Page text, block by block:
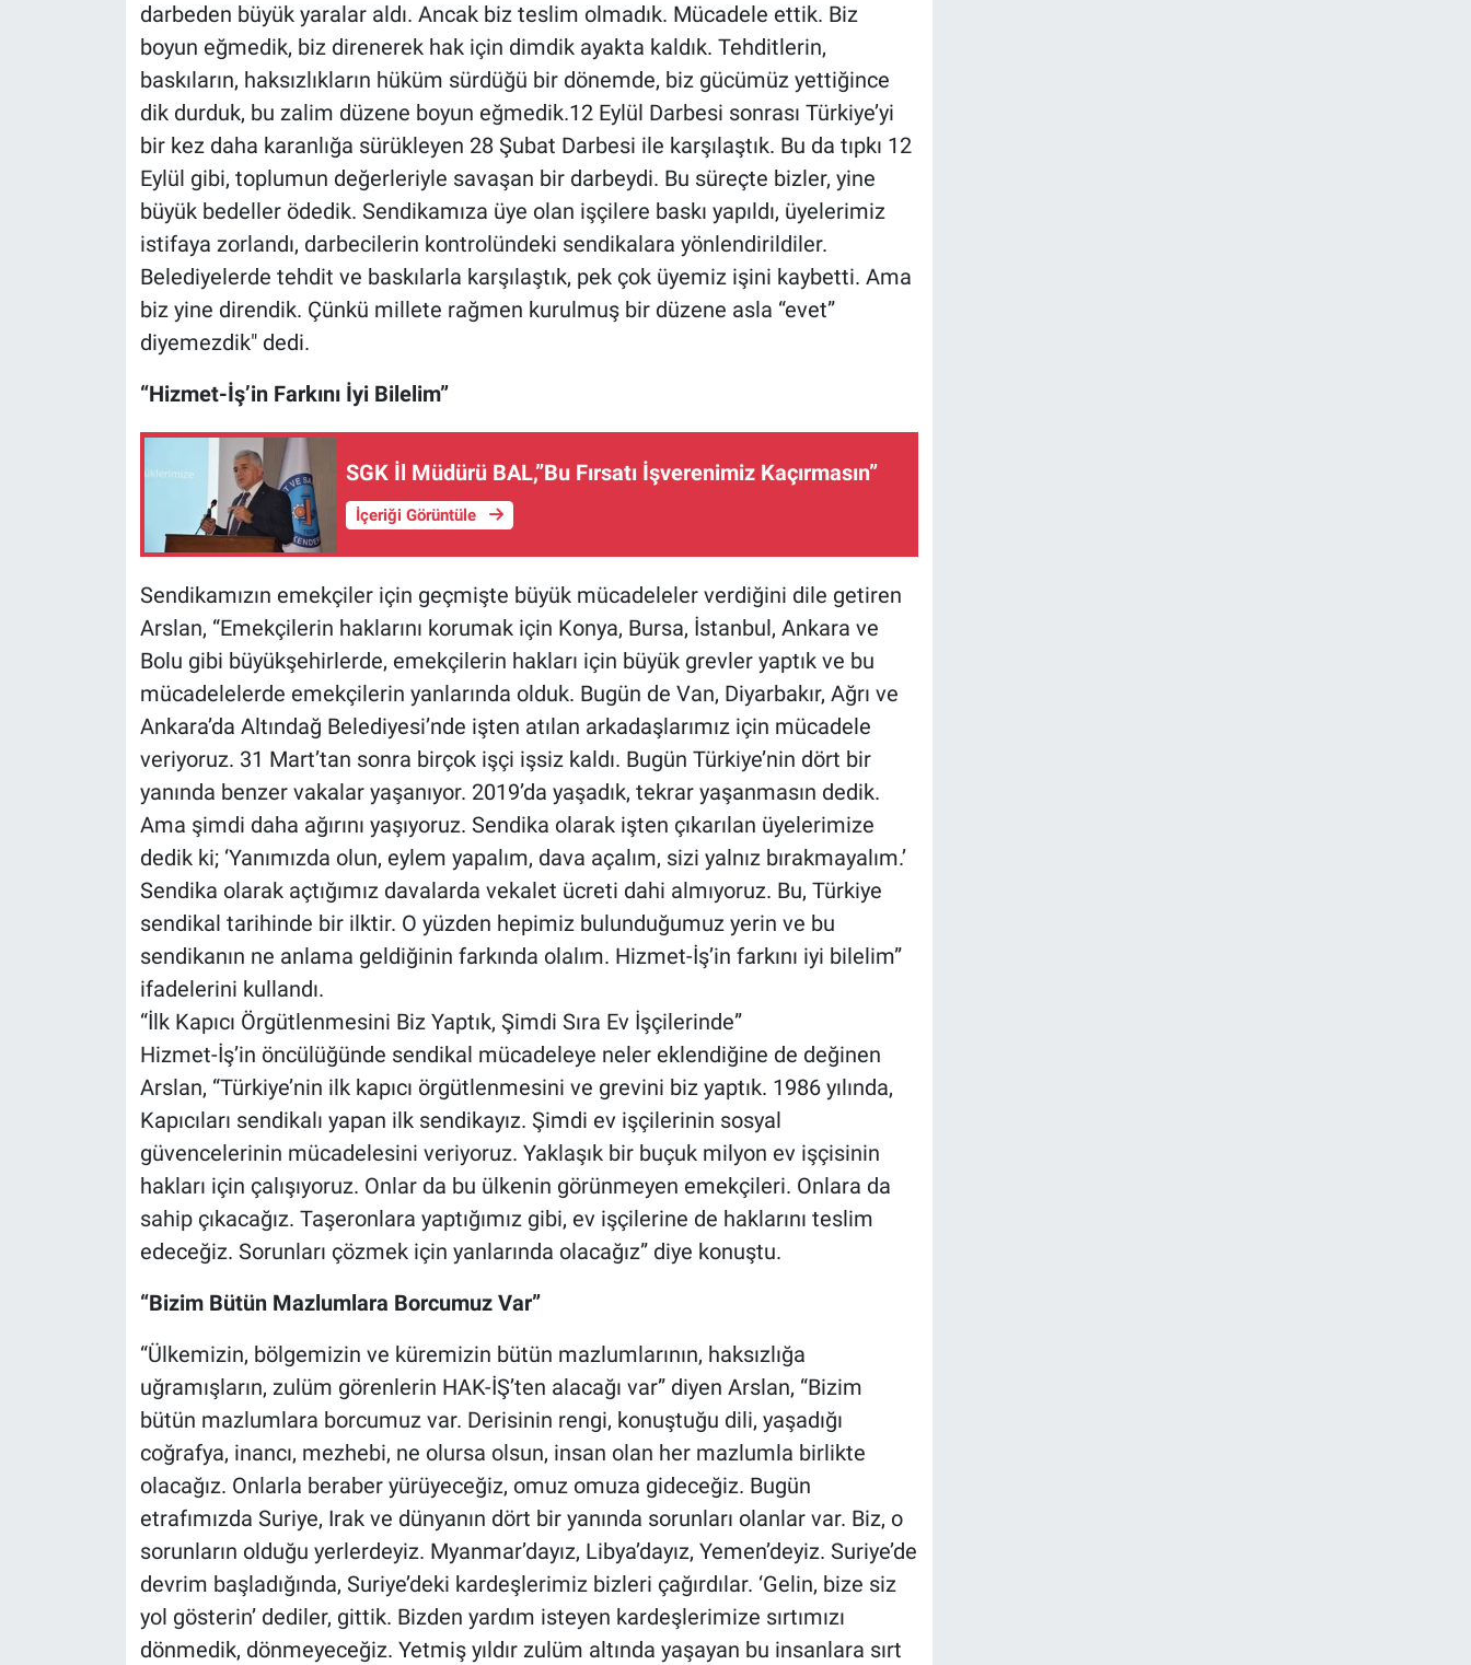
darbeden büyük yaralar aldı. Ancak biz teslim olmadık. Mücadele ettik. Biz
boyun eğmedik, biz direnerek hak için dimdik ayakta kaldık. Tehditlerin,
baskıların, haksızlıkların hüküm sürdüğü bir dönemde, biz gücümüz yettiğince
dik durduk, bu zalim düzene boyun eğmedik.12 Eylül Darbesi sonrası Türkiye’yi
bir kez daha karanlığa sürükleyen 28 Şubat Darbesi ile karşılaştık. Bu da tıpkı 12
Eylül gibi, toplumun değerleriyle savaşan bir darbeydi. Bu süreçte bizler, yine
büyük bedeller ödedik. Sendikamıza üye olan işçilere baskı yapıldı, üyelerimiz
istifaya zorlandı, darbecilerin kontrolündeki sendikalara yönlendirildiler.
Belediyelerde tehdit ve baskılarla karşılaştık, pek çok üyemiz işini kaybetti. Ama
biz yine direndik. Çünkü millete rağmen kurulmuş bir düzene asla “evet”
diyemezdik" dedi.
“Hizmet-İş’in Farkını İyi Bilelim”
SGK İl Müdürü BAL,”Bu Fırsatı İşverenimiz Kaçırmasın”
İçeriği Görüntüle
Sendikamızın emekçiler için geçmişte büyük mücadeleler verdiğini dile getiren
Arslan, “Emekçilerin haklarını korumak için Konya, Bursa, İstanbul, Ankara ve
Bolu gibi büyükşehirlerde, emekçilerin hakları için büyük grevler yaptık ve bu
mücadelelerde emekçilerin yanlarında olduk. Bugün de Van, Diyarbakır, Ağrı ve
Ankara’da Altındağ Belediyesi’nde işten atılan arkadaşlarımız için mücadele
veriyoruz. 31 Mart’tan sonra birçok işçi işsiz kaldı. Bugün Türkiye’nin dört bir
yanında benzer vakalar yaşanıyor. 2019’da yaşadık, tekrar yaşanmasın dedik.
Ama şimdi daha ağırını yaşıyoruz. Sendika olarak işten çıkarılan üyelerimize
dedik ki; ‘Yanımızda olun, eylem yapalım, dava açalım, sizi yalnız bırakmayalım.’
Sendika olarak açtığımız davalarda vekalet ücreti dahi almıyoruz. Bu, Türkiye
sendikal tarihinde bir ilktir. O yüzden hepimiz bulunduğumuz yerin ve bu
sendikanın ne anlama geldiğinin farkında olalım. Hizmet-İş’in farkını iyi bilelim”
ifadelerini kullandı.
“İlk Kapıcı Örgütlenmesini Biz Yaptık, Şimdi Sıra Ev İşçilerinde”
Hizmet-İş’in öncülüğünde sendikal mücadeleye neler eklendiğine de değinen
Arslan, “Türkiye’nin ilk kapıcı örgütlenmesini ve grevini biz yaptık. 1986 yılında,
Kapıcıları sendikalı yapan ilk sendikayız. Şimdi ev işçilerinin sosyal
güvencelerinin mücadelesini veriyoruz. Yaklaşık bir buçuk milyon ev işçisinin
hakları için çalışıyoruz. Onlar da bu ülkenin görünmeyen emekçileri. Onlara da
sahip çıkacağız. Taşeronlara yaptığımız gibi, ev işçilerine de haklarını teslim
edeceğiz. Sorunları çözmek için yanlarında olacağız” diye konuştu.
“Bizim Bütün Mazlumlara Borcumuz Var”
“Ülkemizin, bölgemizin ve küremizin bütün mazlumlarının, haksızlığa
uğramışların, zulüm görenlerin HAK-İŞ’ten alacağı var” diyen Arslan, “Bizim
bütün mazlumlara borcumuz var. Derisinin rengi, konuştuğu dili, yaşadığı
coğrafya, inancı, mezhebi, ne olursa olsun, insan olan her mazlumla birlikte
olacağız. Onlarla beraber yürüyeceğiz, omuz omuza gideceğiz. Bugün
etrafımızda Suriye, Irak ve dünyanın dört bir yanında sorunları olanlar var. Biz, o
sorunların olduğu yerlerdeyiz. Myanmar’dayız, Libya’dayız, Yemen’deyiz. Suriye’de
devrim başladığında, Suriye’deki kardeşlerimiz bizleri çağırdılar. ‘Gelin, bize siz
yol gösterin’ dediler, gittik. Bizden yardım isteyen kardeşlerimize sırtımızı
dönmedik, dönmeyeceğiz. Yetmiş yıldır zulüm altında yaşayan bu insanlara sırt